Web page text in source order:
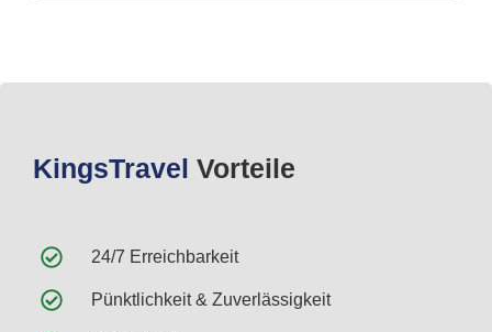
KingsTravel Vorteile
24/7 Erreichbarkeit
Pünktlichkeit & Zuverlässigkeit